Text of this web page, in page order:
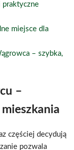
praktyczne
miejsce dla
– szybka,
–
częściej decydują
pozwala